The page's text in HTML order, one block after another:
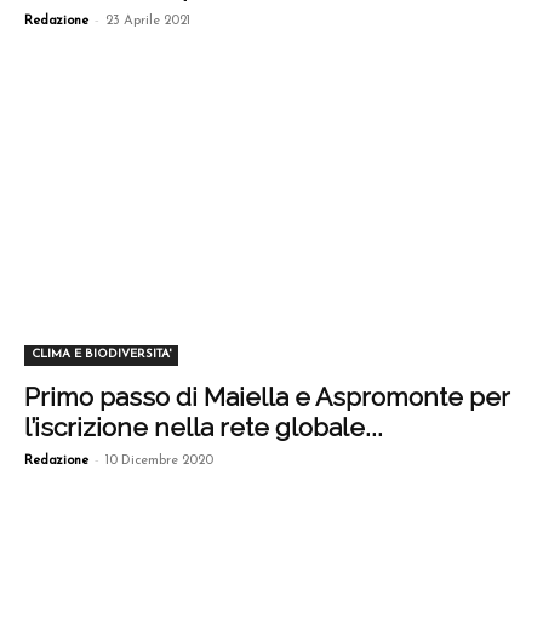
Redazione - 23 Aprile 2021
CLIMA E BIODIVERSITA'
Primo passo di Maiella e Aspromonte per
l’iscrizione nella rete globale...
Redazione - 10 Dicembre 2020